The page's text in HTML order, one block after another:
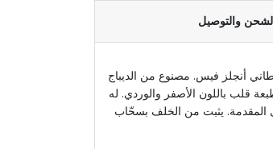
والتوصيل
أنجلز فيس. مصنوع من الديباج
قلب باللون الأصفر والوردي. له
يثبت من الخلف بسحّاب